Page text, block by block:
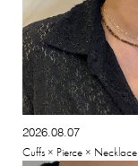
2026.08.07
Cuffs × Pierce × Necklace